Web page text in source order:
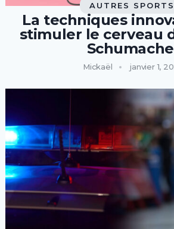
AUTRES SPORTS
La techniques
stimuler le cerveau
Mickaël janvier 1,